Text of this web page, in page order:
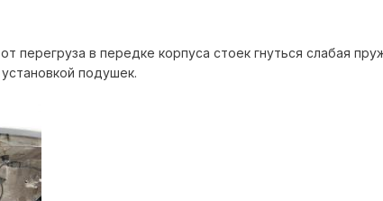
перегруза в передке корпуса стоек гнуться слабая
подушек.